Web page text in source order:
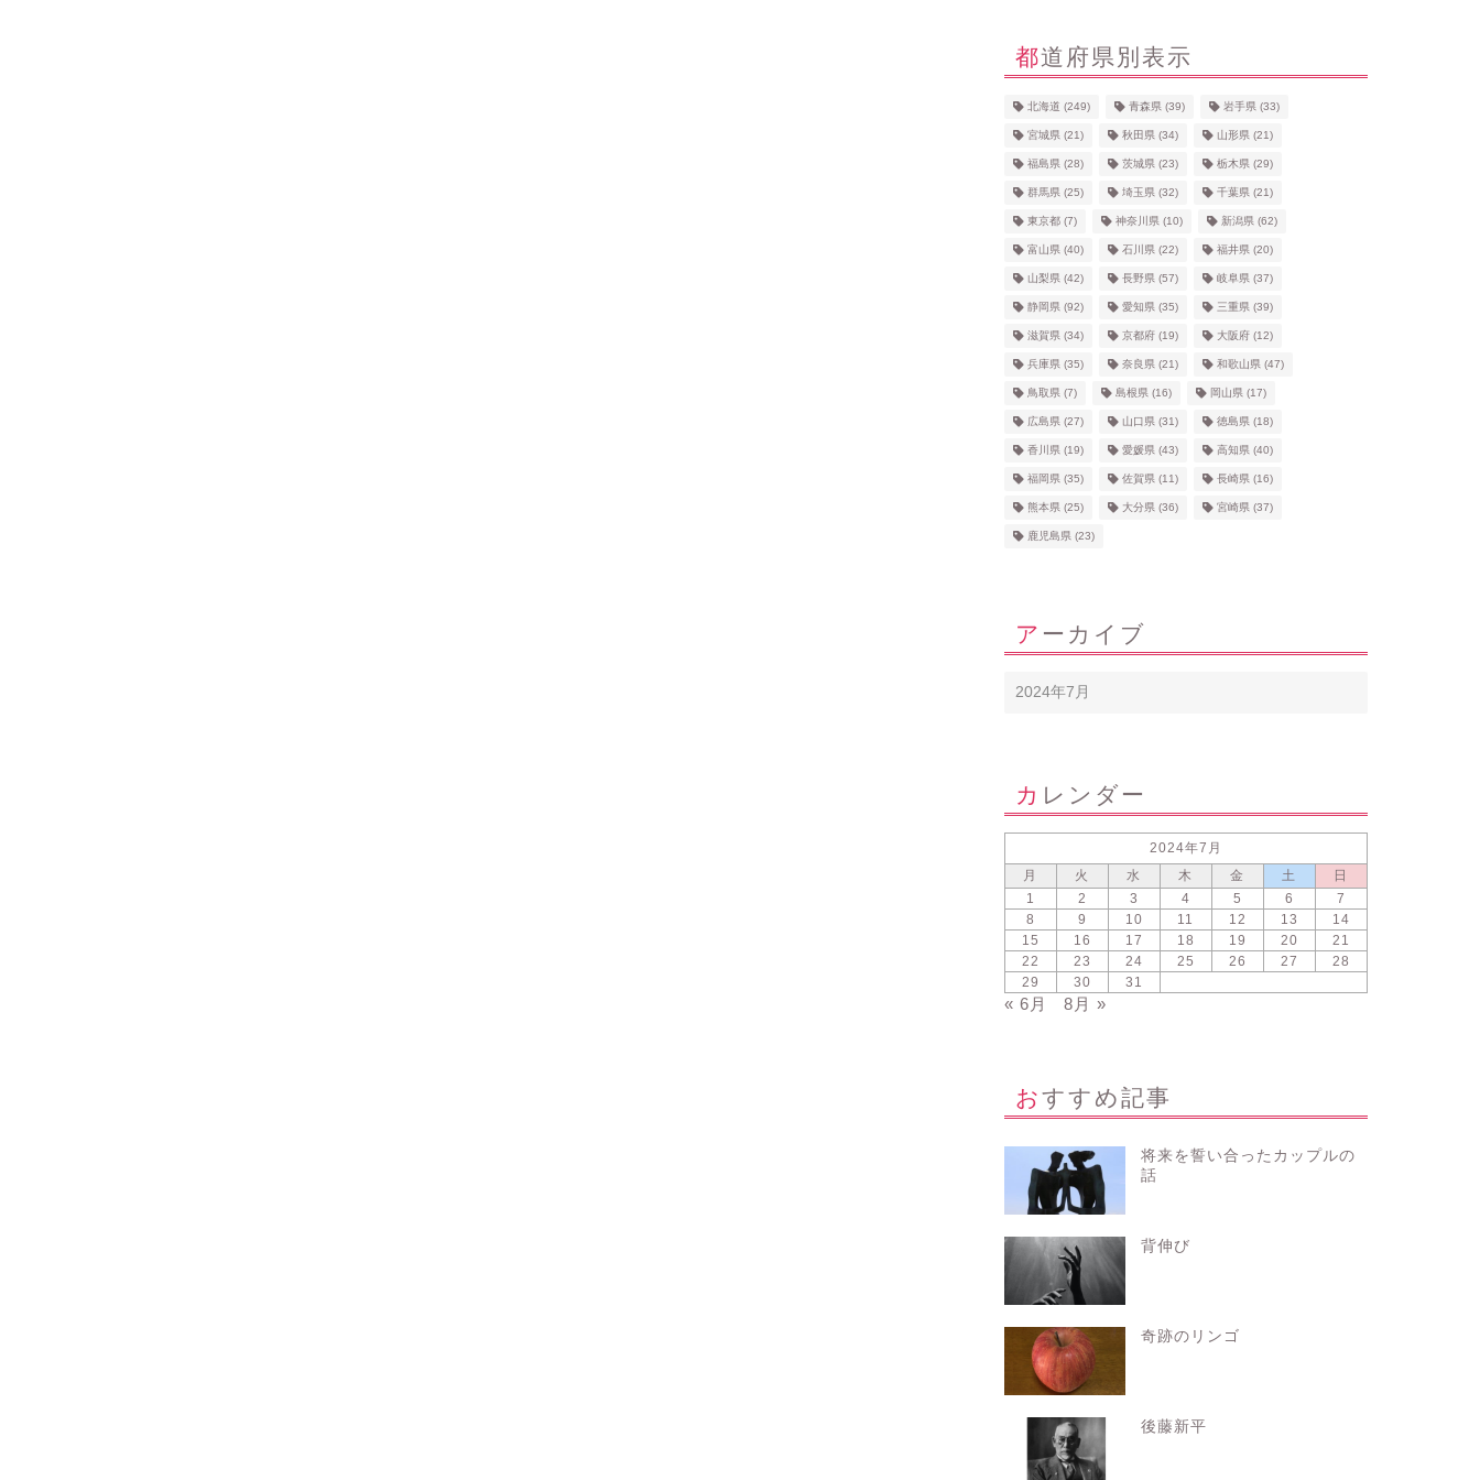
都道府県別表示
北海道 (249) 青森県(39) 岩手県(33)
宮城県(21) 秋田県(34) 山形県(21)
福島県(28) 茨城県(23) 栃木県(29)
群馬県(25) 埼玉県(32) 千葉県(21)
東京都(7) 神奈川県(10) 新潟県(62)
富山県(40) 石川県(22) 福井県(20)
山梨県(42) 長野県(57) 岐阜県(37)
静岡県(92) 愛知県(35) 三重県(39)
滋賀県(34) 京都府(19) 大阪府(12)
兵庫県(35) 奈良県(21) 和歌山県(47)
鳥取県(7) 島根県(16) 岡山県(17)
広島県(27) 山口県(31) 徳島県(18)
香川県(19) 愛媛県(43) 高知県(40)
福岡県(35) 佐賀県(11) 長崎県(16)
熊本県(25) 大分県(36) 宮崎県(37)
鹿児島県(23)
アーカイブ
カレンダー
2024年7月
月
火 水 木 金 土
日
1
2 3 4 5 6
7
8
9 10 11 12 13
14
15
16 17 18 19 20
21
22
23 24 25 26 27
28
29
30 31
« 6月 8月 »
おすすめ記事
将来を誓い合ったカップルの
話
背伸び
奇跡のリンゴ
後藤新平